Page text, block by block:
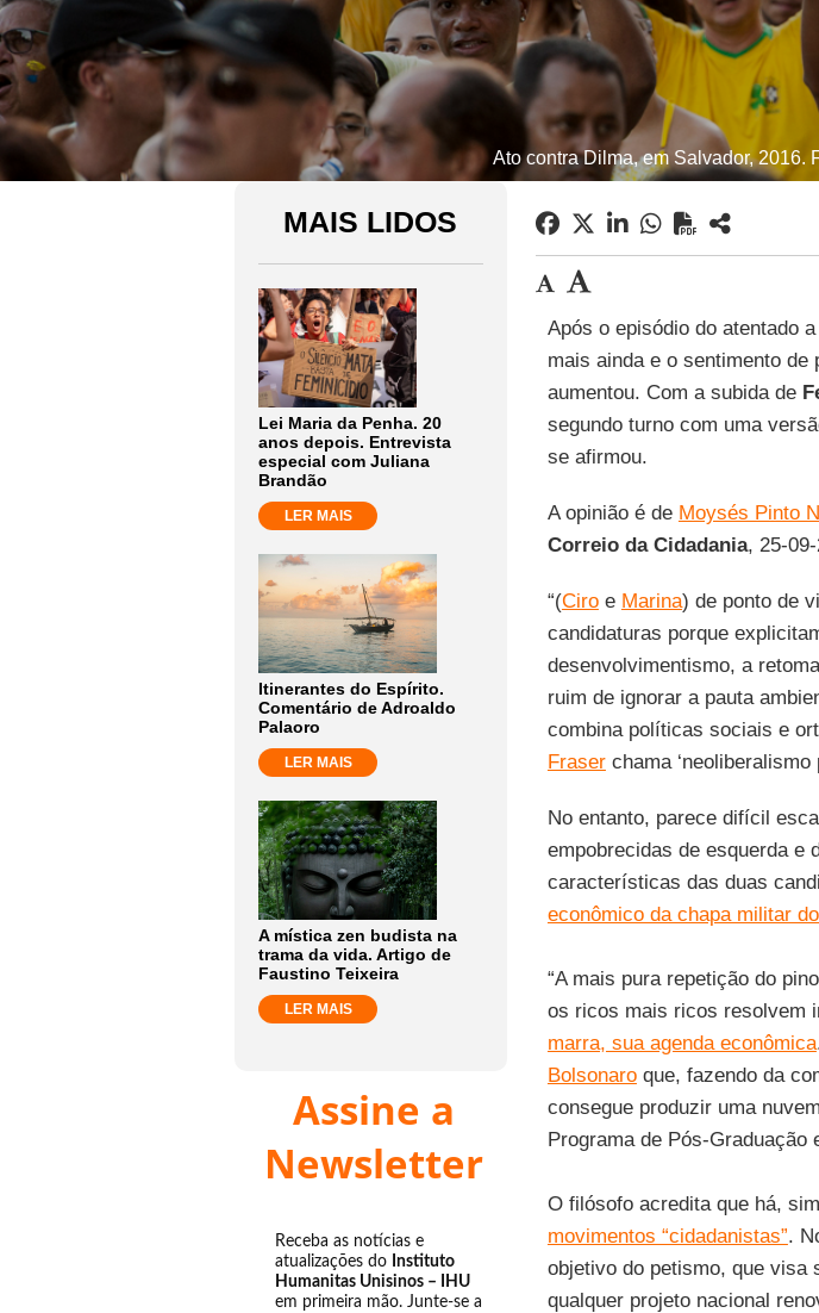
Ato contra Dilma, em Salvador, 2016.
MAIS LIDOS
Lei Maria da Penha. 20
anos depois. Entrevista
especial com Juliana
Brandão
LER MAIS
Itinerantes do Espírito.
Comentário de Adroaldo
Palaoro
LER MAIS
A mística zen budista na
trama da vida. Artigo de
Faustino Teixeira
LER MAIS
Assine a
Newsletter
Receba as notícias e
atualizações do Instituto
Humanitas Unisinos – IHU
em primeira mão. Junte-se a
Após o episódio do atentado a
mais ainda e o sentimento
aumentou. Com a subida de
segundo turno com uma
se afirmou.
A opinião é de Moysés Pinto
Correio da Cidadania, 25-
“(Ciroe Marina) de ponto de
candidaturas porque
desenvolvimentismo, a
ruim de ignorar a pauta
combina políticas sociais e
Fraserchama ‘neoliberalismo
No entanto, parece difícil
empobrecidas de esquerda e
características das duas
econômico da chapa militar do
“A mais pura repetição do
os ricos mais ricos resolvem
marra, sua agenda econômica
Bolsonaroque, fazendo da
consegue produzir uma
Programa de Pós-Graduação
O filósofo acredita que há,
movimentos “cidadanistas”.
objetivo do petismo, que visa
qualquer projeto nacional